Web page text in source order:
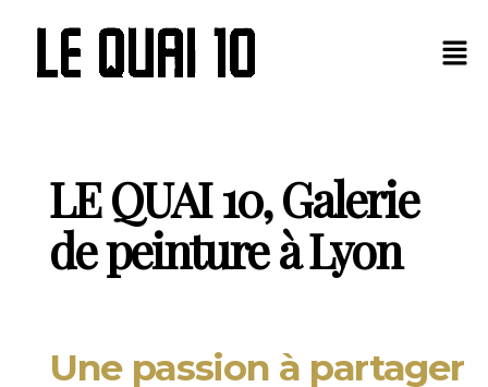
LE QUAI 10, Galerie
de peinture à Lyon
Une passion à partager